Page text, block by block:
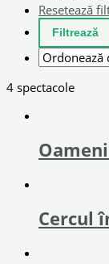
Resetează
4 spectacole
Cercul